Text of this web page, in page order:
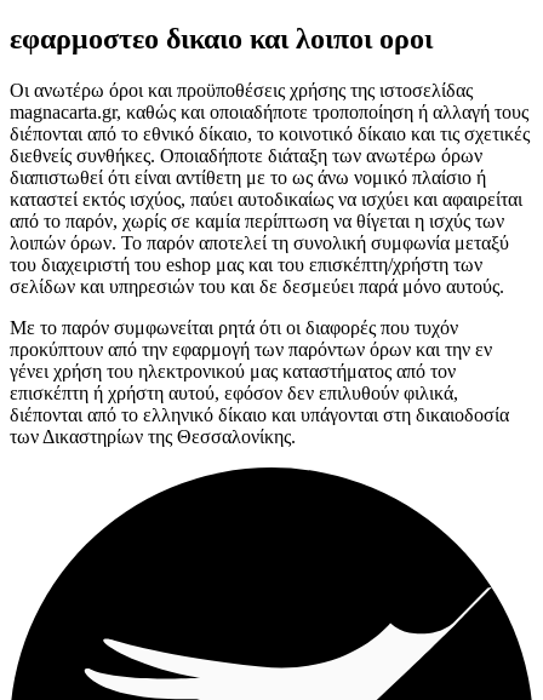
εφαρμοστεο δικαιο και λοιποι οροι
Οι ανωτέρω όροι και προϋποθέσεις χρήσης της ιστοσελίδας
magnacarta.gr, καθώς και οποιαδήποτε τροποποίηση ή αλλαγή τους
διέπονται από το εθνικό δίκαιο, το κοινοτικό δίκαιο και τις σχετικές
διεθνείς συνθήκες. Οποιαδήποτε διάταξη των ανωτέρω όρων
διαπιστωθεί ότι είναι αντίθετη με το ως άνω νομικό πλαίσιο ή
καταστεί εκτός ισχύος, παύει αυτοδικαίως να ισχύει και αφαιρείται
από το παρόν, χωρίς σε καμία περίπτωση να θίγεται η ισχύς των
λοιπών όρων. Το παρόν αποτελεί τη συνολική συμφωνία μεταξύ
του διαχειριστή του eshop μας και του επισκέπτη/χρήστη των
σελίδων και υπηρεσιών του και δε δεσμεύει παρά μόνο αυτούς.
Με το παρόν συμφωνείται ρητά ότι οι διαφορές που τυχόν
προκύπτουν από την εφαρμογή των παρόντων όρων και την εν
γένει χρήση του ηλεκτρονικού μας καταστήματος από τον
επισκέπτη ή χρήστη αυτού, εφόσον δεν επιλυθούν φιλικά,
διέπονται από το ελληνικό δίκαιο και υπάγονται στη δικαιοδοσία
των Δικαστηρίων της Θεσσαλονίκης.